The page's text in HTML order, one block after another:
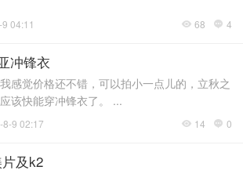
 68  4
04:11
冲锋衣
感觉价格还不错，可以拍小一点儿的，立秋之
该快能穿冲锋衣了。 ...
 14  0
8-9 02:17
及k2